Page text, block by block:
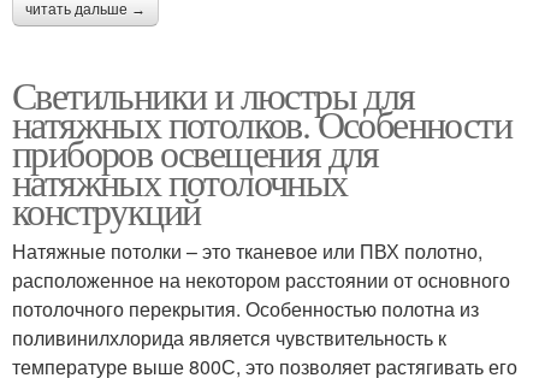
читать дальше →
Светильники и люстры для
натяжных потолков. Особенности
приборов освещения для
натяжных потолочных
конструкций
Натяжные потолки – это тканевое или ПВХ полотно,
расположенное на некотором расстоянии от основного
потолочного перекрытия. Особенностью полотна из
поливинилхлорида является чувствительность к
температуре выше 800С, это позволяет растягивать его